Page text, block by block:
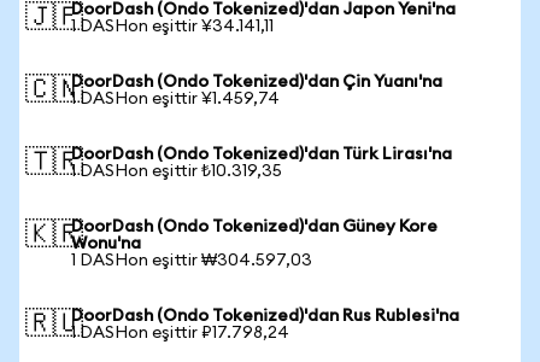
🇯🇵DoorDash (Ondo Tokenized)'dan Japon Yeni'na
1 DASHon eşittir ¥34.141,11
🇨🇳DoorDash (Ondo Tokenized)'dan Çin Yuanı'na
1 DASHon eşittir ¥1.459,74
🇹🇷DoorDash (Ondo Tokenized)'dan Türk Lirası'na
1 DASHon eşittir ₺10.319,35
🇰🇷DoorDash (Ondo Tokenized)'dan Güney Kore
Wonu'na
1 DASHon eşittir ₩304.597,03
🇷🇺DoorDash (Ondo Tokenized)'dan Rus Rublesi'na
1 DASHon eşittir ₽17.798,24